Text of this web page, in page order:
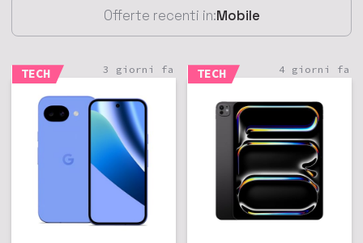
Offerte recenti in:Mobile
TECH 3 giorni fa TECH 4 giorni fa